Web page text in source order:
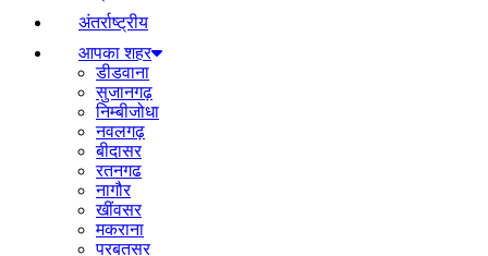
अंतर्राष्ट्रीय
आपका शहर
डीडवाना
सुजानगढ़
निम्बीजोधा
नवलगढ़
बीदासर
रतनगढ
नागौर
खींवसर
मकराना
परबतसर